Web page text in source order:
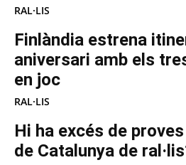
RAL·LIS
Finlàndia estrena
aniversari amb els
en joc
RAL·LIS
Hi ha excés de
de Catalunya de